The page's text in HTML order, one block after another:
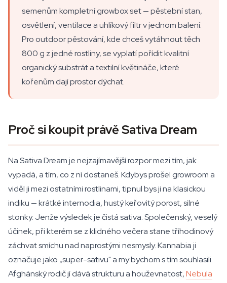
semenům kompletní growbox set — pěstební stan,
osvětlení, ventilace a uhlíkový filtr v jednom balení.
Pro outdoor pěstování, kde chceš vytáhnout těch
800 g z jedné rostliny, se vyplatí pořídit kvalitní
organický substrát a textilní květináče, které
kořenům dají prostor dýchat.
Proč si koupit právě Sativa Dream
Na Sativa Dream je nejzajímavější rozpor mezi tím, jak
vypadá, a tím, co z ní dostaneš. Kdybys prošel growroom a
viděl ji mezi ostatními rostlinami, tipnul bys ji na klasickou
indiku — krátké internodia, hustý keřovitý porost, silné
stonky. Jenže výsledek je čistá sativa. Společenský, veselý
účinek, při kterém se z klidného večera stane tříhodinový
záchvat smíchu nad naprostými nesmysly. Kannabia ji
označuje jako „super-sativu" a my bychom s tím souhlasili.
Afghánský rodič jí dává strukturu a houževnatost,Nebula